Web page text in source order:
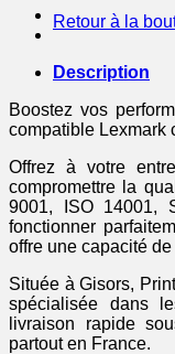
Retour à la
Description
Boostez vos
compatible Lexmark
Offrez à votre
compromettre la
9001, ISO 14001,
fonctionner
offre une capacité
Située à Gisors,
spécialisée dans
livraison rapide
partout en France.